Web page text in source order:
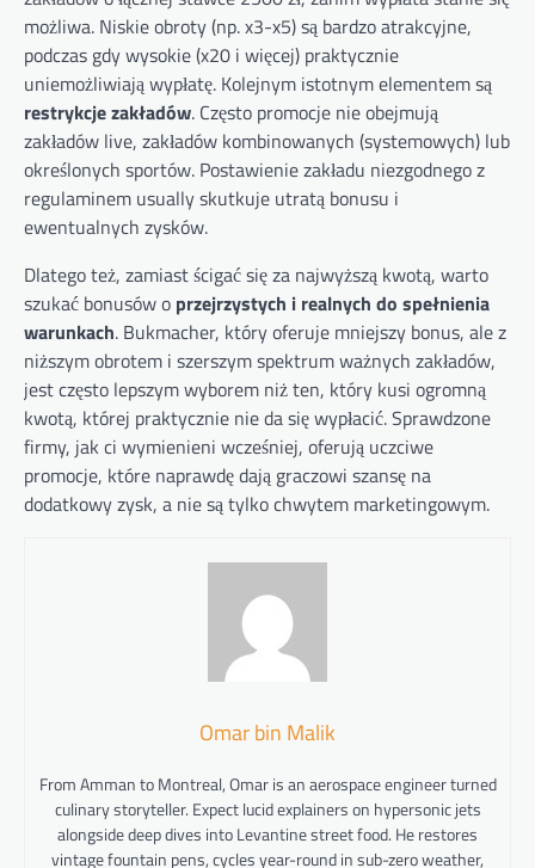
możliwa. Niskie obroty (np. x3-x5) są bardzo atrakcyjne,
podczas gdy wysokie (x20 i więcej) praktycznie
uniemożliwiają wypłatę. Kolejnym istotnym elementem są
restrykcje zakładów. Często promocje nie obejmują
zakładów live, zakładów kombinowanych (systemowych) lub
określonych sportów. Postawienie zakładu niezgodnego z
regulaminem usually skutkuje utratą bonusu i
ewentualnych zysków.
Dlatego też, zamiast ścigać się za najwyższą kwotą, warto
szukać bonusów o przejrzystych i realnych do spełnienia
warunkach. Bukmacher, który oferuje mniejszy bonus, ale z
niższym obrotem i szerszym spektrum ważnych zakładów,
jest często lepszym wyborem niż ten, który kusi ogromną
kwotą, której praktycznie nie da się wypłacić. Sprawdzone
firmy, jak ci wymienieni wcześniej, oferują uczciwe
promocje, które naprawdę dają graczowi szansę na
dodatkowy zysk, a nie są tylko chwytem marketingowym.
Omar bin Malik
From Amman to Montreal, Omar is an aerospace engineer turned
culinary storyteller. Expect lucid explainers on hypersonic jets
alongside deep dives into Levantine street food. He restores
vintage fountain pens, cycles year-round in sub-zero weather,